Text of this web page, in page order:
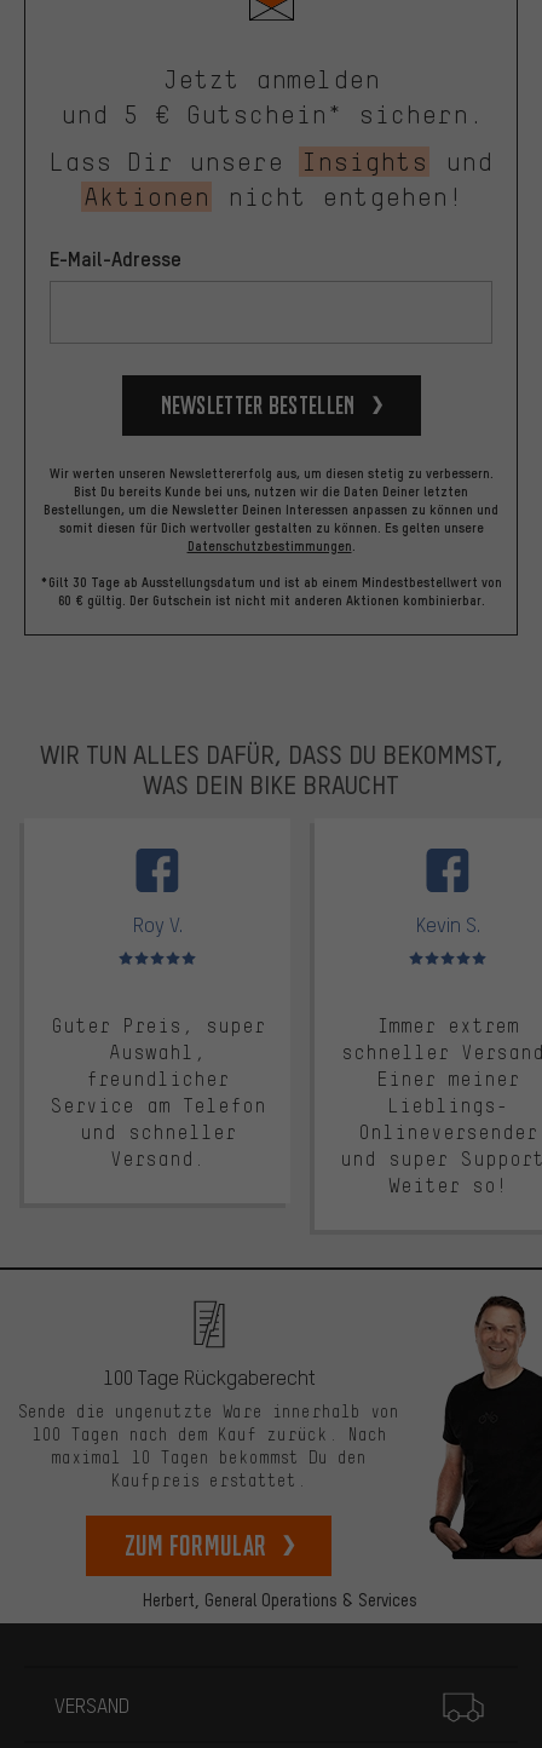
Jetzt anmelden
und 5 € Gutschein* sichern.
Lass Dir unsere
Insights
und
Aktionen
nicht entgehen!
E-Mail-Adresse
Newsletter bestellen
Wir werten unseren Newslettererfolg aus, um diesen stetig zu verbessern.
Bist Du bereits Kunde bei uns, nutzen wir die Daten Deiner letzten
Bestellungen, um die Newsletter Deinen Interessen anpassen zu können und
somit diesen für Dich wertvoller gestalten zu können. Es gelten unsere
Datenschutzbestimmungen
*Gilt 30 Tage ab Ausstellungsdatum und ist ab einem Mindestbestellwert von
60 € gültig. Der Gutschein ist nicht mit anderen Aktionen kombinierbar.
WIR TUN ALLES DAFÜR, DASS DU BEKOMMST,
WAS DEIN BIKE BRAUCHT
Roy V.
Bewertungen: 5 von 5
Guter Preis, super
Auswahl,
freundlicher
Service am Telefon
und schneller
Versand.
Kevin S.
Bewertungen: 5 von 5
Immer extrem
schneller
Einer meiner
Lieblings-
Onlineversender
und super
Weiter so!
Herbert, General Operations & Services
100 Tage Rückgaberecht
Sende die ungenutzte Ware innerhalb von
100 Tagen nach dem Kauf zurück. Nach
maximal 10 Tagen bekommst Du den
Kaufpreis erstattet.
zum Formular
VERSAND